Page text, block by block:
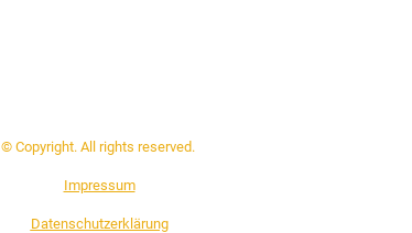
© Copyright. All rights reserved.
Impressum
Datenschutzerklärung